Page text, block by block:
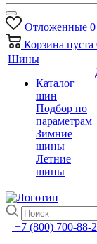
Отложенные 0
Корзина пуста
Шины
Каталог
шин
Подбор по
параметрам
Зимние
шины
Летние
шины
+7 (800) 700-88-